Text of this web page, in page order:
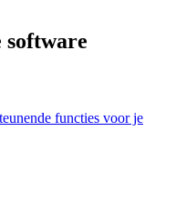
software
functies voor je